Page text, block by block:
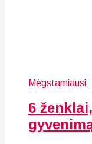
Mėgstamiausi
6